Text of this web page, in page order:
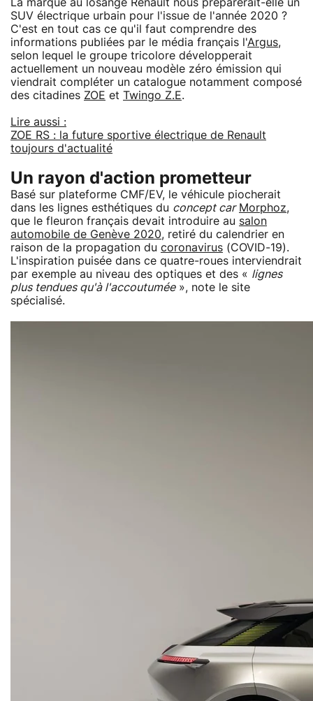
La marque au losange Renault nous préparerait-elle un
SUV électrique urbain pour l'issue de l'année 2020 ?
C'est en tout cas ce qu'il faut comprendre des
informations publiées par le média français l'Argus,
selon lequel le groupe tricolore développerait
actuellement un nouveau modèle zéro émission qui
viendrait compléter un catalogue notamment composé
des citadines ZOE et Twingo Z.E.
Lire aussi :
ZOE RS : la future sportive électrique de Renault
toujours d'actualité
Un rayon d'action prometteur
Basé sur plateforme CMF/EV, le véhicule piocherait
dans les lignes esthétiques du concept car Morphoz,
que le fleuron français devait introduire au salon
automobile de Genève 2020, retiré du calendrier en
raison de la propagation du coronavirus (COVID-19).
L'inspiration puisée dans ce quatre-roues interviendrait
par exemple au niveau des optiques et des « lignes
plus tendues qu'à l'accoutumée», note le site
spécialisé.